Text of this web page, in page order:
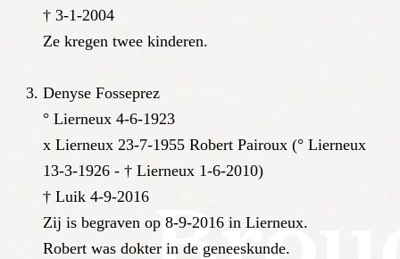
† 3-1-2004
Ze kregen twee kinderen.
Denyse Fosseprez
° Lierneux 4-6-1923
x Lierneux 23-7-1955 Robert Pairoux (° Lierneux
13-3-1926 - † Lierneux 1-6-2010)
† Luik 4-9-2016
Zij is begraven op 8-9-2016 in Lierneux.
Robert was dokter in de geneeskunde.